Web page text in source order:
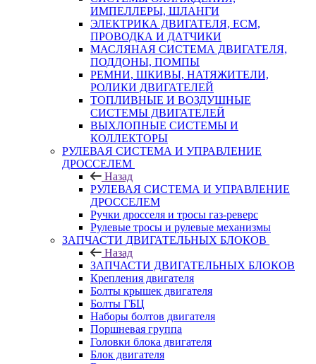
ИМПЕЛЛЕРЫ, ШЛАНГИ
ЭЛЕКТРИКА ДВИГАТЕЛЯ, ECM,
ПРОВОДКА И ДАТЧИКИ
МАСЛЯНАЯ СИСТЕМА ДВИГАТЕЛЯ,
ПОДДОНЫ, ПОМПЫ
РЕМНИ, ШКИВЫ, НАТЯЖИТЕЛИ,
РОЛИКИ ДВИГАТЕЛЕЙ
ТОПЛИВНЫЕ И ВОЗДУШНЫЕ
СИСТЕМЫ ДВИГАТЕЛЕЙ
ВЫХЛОПНЫЕ СИСТЕМЫ И
КОЛЛЕКТОРЫ
РУЛЕВАЯ СИСТЕМА И УПРАВЛЕНИЕ
ДРОССЕЛЕМ
Назад
РУЛЕВАЯ СИСТЕМА И УПРАВЛЕНИЕ
ДРОССЕЛЕМ
Ручки дросселя и тросы газ-реверс
Рулевые тросы и рулевые механизмы
ЗАПЧАСТИ ДВИГАТЕЛЬНЫХ БЛОКОВ
Назад
ЗАПЧАСТИ ДВИГАТЕЛЬНЫХ БЛОКОВ
Крепления двигателя
Болты крышек двигателя
Болты ГБЦ
Наборы болтов двигателя
Поршневая группа
Головки блока двигателя
Блок двигателя